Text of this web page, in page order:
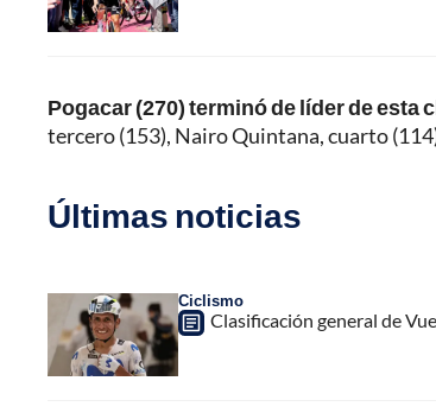
Pogacar (270) terminó de líder de esta
tercero (153), Nairo Quintana, cuarto
Últimas noticias
Ciclismo
Clasificación general de